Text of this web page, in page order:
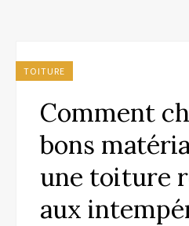
TOITURE
Comment
bons
une toiture
aux